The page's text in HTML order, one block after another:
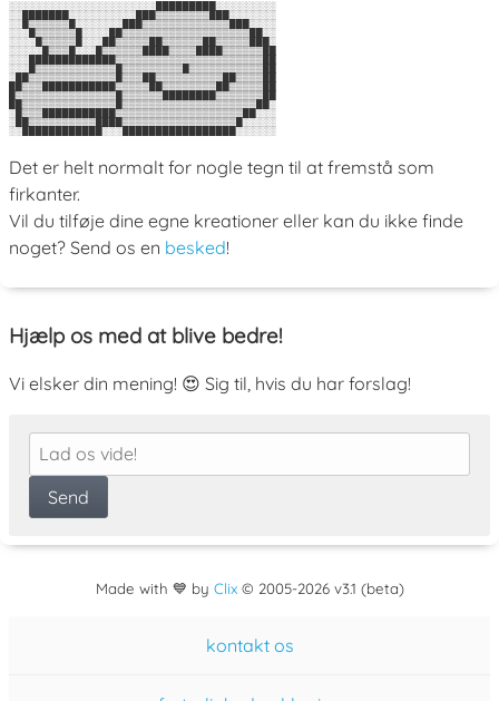
░░░░░░░░░░░░░░░░░░░░░░█████████░░░░░░░░░
░░███████░░░░░░░░░░███▒▒▒▒▒▒▒▒███░░░░░░░
░░█▒▒▒▒▒▒█░░░░░░░███▒▒▒▒▒▒▒▒▒▒▒▒▒███░░░░
░░░█▒▒▒▒▒▒█░░░░██▒▒▒▒▒▒▒▒▒▒▒▒▒▒▒▒▒▒▒██░░
░░░░█▒▒▒▒▒█░░░██▒▒▒▒▒██▒▒▒▒▒▒██▒▒▒▒▒███░
░░░░░█▒▒▒█░░░█▒▒▒▒▒▒████▒▒▒▒████▒▒▒▒▒▒██
░░░█████████████▒▒▒▒▒▒▒▒▒▒▒▒▒▒▒▒▒▒▒▒▒▒██
░░░█▒▒▒▒▒▒▒▒▒▒▒▒█▒▒▒▒▒▒▒▒▒█▒▒▒▒▒▒▒▒▒▒▒██
░██▒▒▒▒▒▒▒▒▒▒▒▒▒█▒▒▒██▒▒▒▒▒▒▒▒▒▒██▒▒▒▒██
██▒▒▒███████████▒▒▒▒▒██▒▒▒▒▒▒▒▒██▒▒▒▒▒██
█▒▒▒▒▒▒▒▒▒▒▒▒▒▒▒█▒▒▒▒▒▒████████▒▒▒▒▒▒▒██
██▒▒▒▒▒▒▒▒▒▒▒▒▒▒█▒▒▒▒▒▒▒▒▒▒▒▒▒▒▒▒▒▒▒▒██░
░█▒▒▒███████████▒▒▒▒▒▒▒▒▒▒▒▒▒▒▒▒▒▒▒██░░░
░██▒▒▒▒▒▒▒▒▒▒████▒▒▒▒▒▒▒▒▒▒▒▒▒▒▒▒▒█░░░░░
Det er helt normalt for nogle tegn til at fremstå som
firkanter.
Vil du tilføje dine egne kreationer eller kan du ikke finde
noget? Send os en besked!
Hjælp os med at blive bedre!
Vi elsker din mening! 😍 Sig til, hvis du har forslag!
Made with 💙 by Clix© 2005-2026 v3.1 (beta)
kontakt os